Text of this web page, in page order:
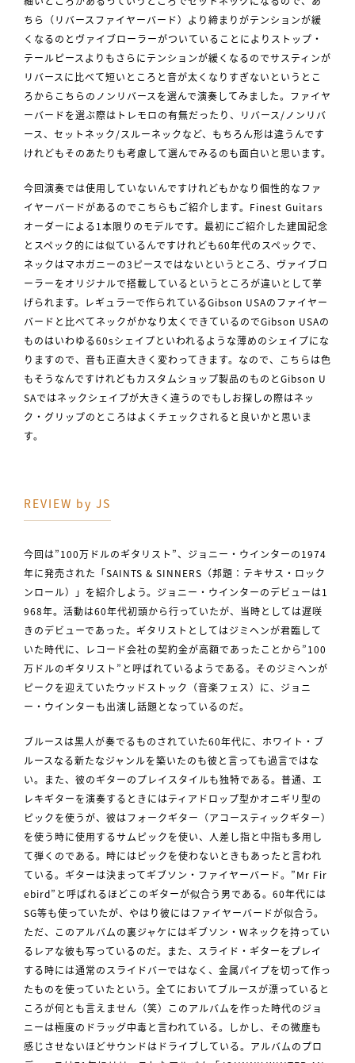
ちら（リバースファイヤーバード）より締まりがテンションが緩
くなるのとヴァイブローラーがついていることによりストップ・
テールピースよりもさらにテンションが緩くなるのでサスティンが
リバースに比べて短いところと音が太くなりすぎないというとこ
ろからこちらのノンリバースを選んで演奏してみました。ファイヤ
ーバードを選ぶ際はトレモロの有無だったり、リバース/ノンリバ
ース、セットネック/スルーネックなど、もちろん形は違うんです
けれどもそのあたりも考慮して選んでみるのも面白いと思います。
今回演奏では使用していないんですけれどもかなり個性的なファ
イヤーバードがあるのでこちらもご紹介します。Finest Guitars
オーダーによる1本限りのモデルです。最初にご紹介した建国記念
とスペック的には似ているんですけれども60年代のスペックで、
ネックはマホガニーの3ピースではないというところ、ヴァイブロ
ーラーをオリジナルで搭載しているというところが違いとして挙
げられます。レギュラーで作られているGibson USAのファイヤー
バードと比べてネックがかなり太くできているのでGibson USAの
ものはいわゆる60sシェイプといわれるような薄めのシェイプにな
りますので、音も正直大きく変わってきます。なので、こちらは色
もそうなんですけれどもカスタムショップ製品のものとGibson U
SAではネックシェイプが大きく違うのでもしお探しの際はネッ
ク・グリップのところはよくチェックされると良いかと思いま
す。
REVIEW by JS
今回は”100万ドルのギタリスト”、ジョニー・ウインターの1974
年に発売された「SAINTS & SINNERS（邦題：テキサス・ロック
ンロール）」を紹介しよう。ジョニー・ウインターのデビューは1
968年。活動は60年代初頭から行っていたが、当時としては遅咲
きのデビューであった。ギタリストとしてはジミヘンが君臨して
いた時代に、レコード会社の契約金が高額であったことから”100
万ドルのギタリスト”と呼ばれているようである。そのジミヘンが
ピークを迎えていたウッドストック（音楽フェス）に、ジョニ
ー・ウインターも出演し話題となっているのだ。
ブルースは黒人が奏でるものされていた60年代に、ホワイト・ブ
ルースなる新たなジャンルを築いたのも彼と言っても過言ではな
い。また、彼のギターのプレイスタイルも独特である。普通、エ
レキギターを演奏するときにはティアドロップ型かオニギリ型の
ピックを使うが、彼はフォークギター（アコースティックギター）
を使う時に使用するサムピックを使い、人差し指と中指も多用し
て弾くのである。時にはピックを使わないときもあったと言われ
ている。ギターは決まってギブソン・ファイヤーバード。”Mr Fir
ebird”と呼ばれるほどこのギターが似合う男である。60年代には
SG等も使っていたが、やはり彼にはファイヤーバードが似合う。
ただ、このアルバムの裏ジャケにはギブソン・Wネックを持ってい
るレアな彼も写っているのだ。また、スライド・ギターをプレイ
する時には通常のスライドバーではなく、金属パイプを切って作っ
たものを使っていたという。全てにおいてブルースが漂っていると
ころが何とも言えません（笑）このアルバムを作った時代のジョ
ニーは極度のドラッグ中毒と言われている。しかし、その微塵も
感じさせないほどサウンドはドライブしている。アルバムのプロ